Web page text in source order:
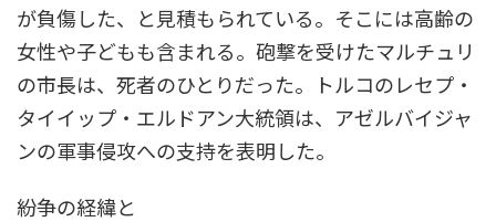
が負傷した、と見積もられている。そこには高齢の
女性や子どもも含まれる。砲撃を受けたマルチュリ
の市長は、死者のひとりだった。トルコのレセプ・
タイイップ・エルドアン大統領は、アゼルバイジャ
ンの軍事侵攻への支持を表明した。
紛争の経緯と